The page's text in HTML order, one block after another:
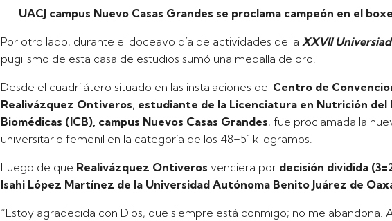
UACJ campus Nuevo Casas Grandes se proclama campeón en el
Por otro lado, durante el doceavo día de actividades de la XXVll
pugilismo de esta casa de estudios sumó una medalla de oro.
Desde el cuadrilátero situado en las instalaciones del Centro de
Realivázquez Ontiveros, estudiante de la Licenciatura en Nutrición
Biomédicas (ICB), campus Nuevos Casas Grandes, fue proclamada la
universitario femenil en la categoría de los 48=51 kilogramos.
Luego de que Realivázquez Ontiveros venciera por decisión dividida
Isahi López Martínez de la Universidad Autónoma Benito Juárez de
“Estoy agradecida con Dios, que siempre está conmigo; no me abandona.